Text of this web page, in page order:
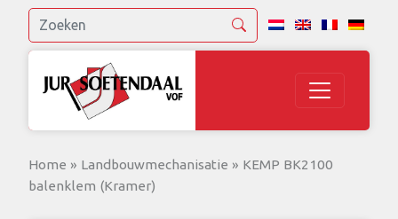
Home » Landbouwmechanisatie » KEMP BK2100
balenklem (Kramer)